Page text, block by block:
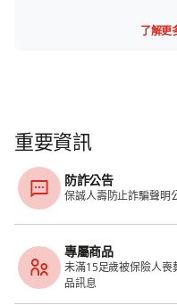
了解更
重要資訊
防詐公告
保誠人壽防止詐騙聲明
專屬商品
未滿15足歲被保險人喪
品訊息